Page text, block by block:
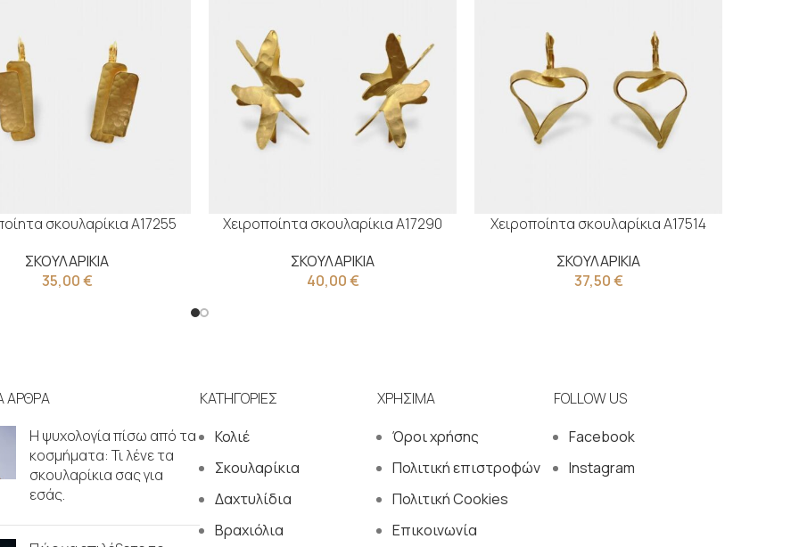
σκουλαρίκια Α17255
ΣΚΟΥΛΑΡΙΚΙΑ
35,00€
Χειροποίητα σκουλαρίκια Α17290
ΣΚΟΥΛΑΡΙΚΙΑ
40,00€
Χειροποίητα σκουλαρίκια Α17514
ΣΚΟΥΛΑΡΙΚΙΑ
37,50€
ΑΡΘΡΑ
Η ψυχολογία πίσω από τα
κοσμήματα: Τι λένε τα
σκουλαρίκια σας για
εσάς.
ΚΑΤΗΓΟΡΙΕΣ
Κολιέ
Σκουλαρίκια
Δαχτυλίδια
Βραχιόλια
ΧΡΗΣΙΜΑ
Όροι χρήσης
Πολιτική επιστροφών
Πολιτική Cookies
Επικοινωνία
FOLLOW US
Facebook
Instagram